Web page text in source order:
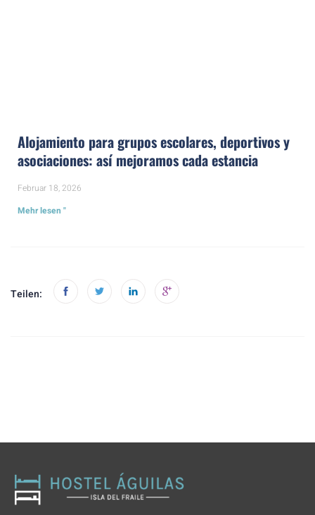
Alojamiento para grupos escolares, deportivos y
asociaciones: así mejoramos cada estancia
Februar 18, 2026
Mehr lesen "
Teilen: